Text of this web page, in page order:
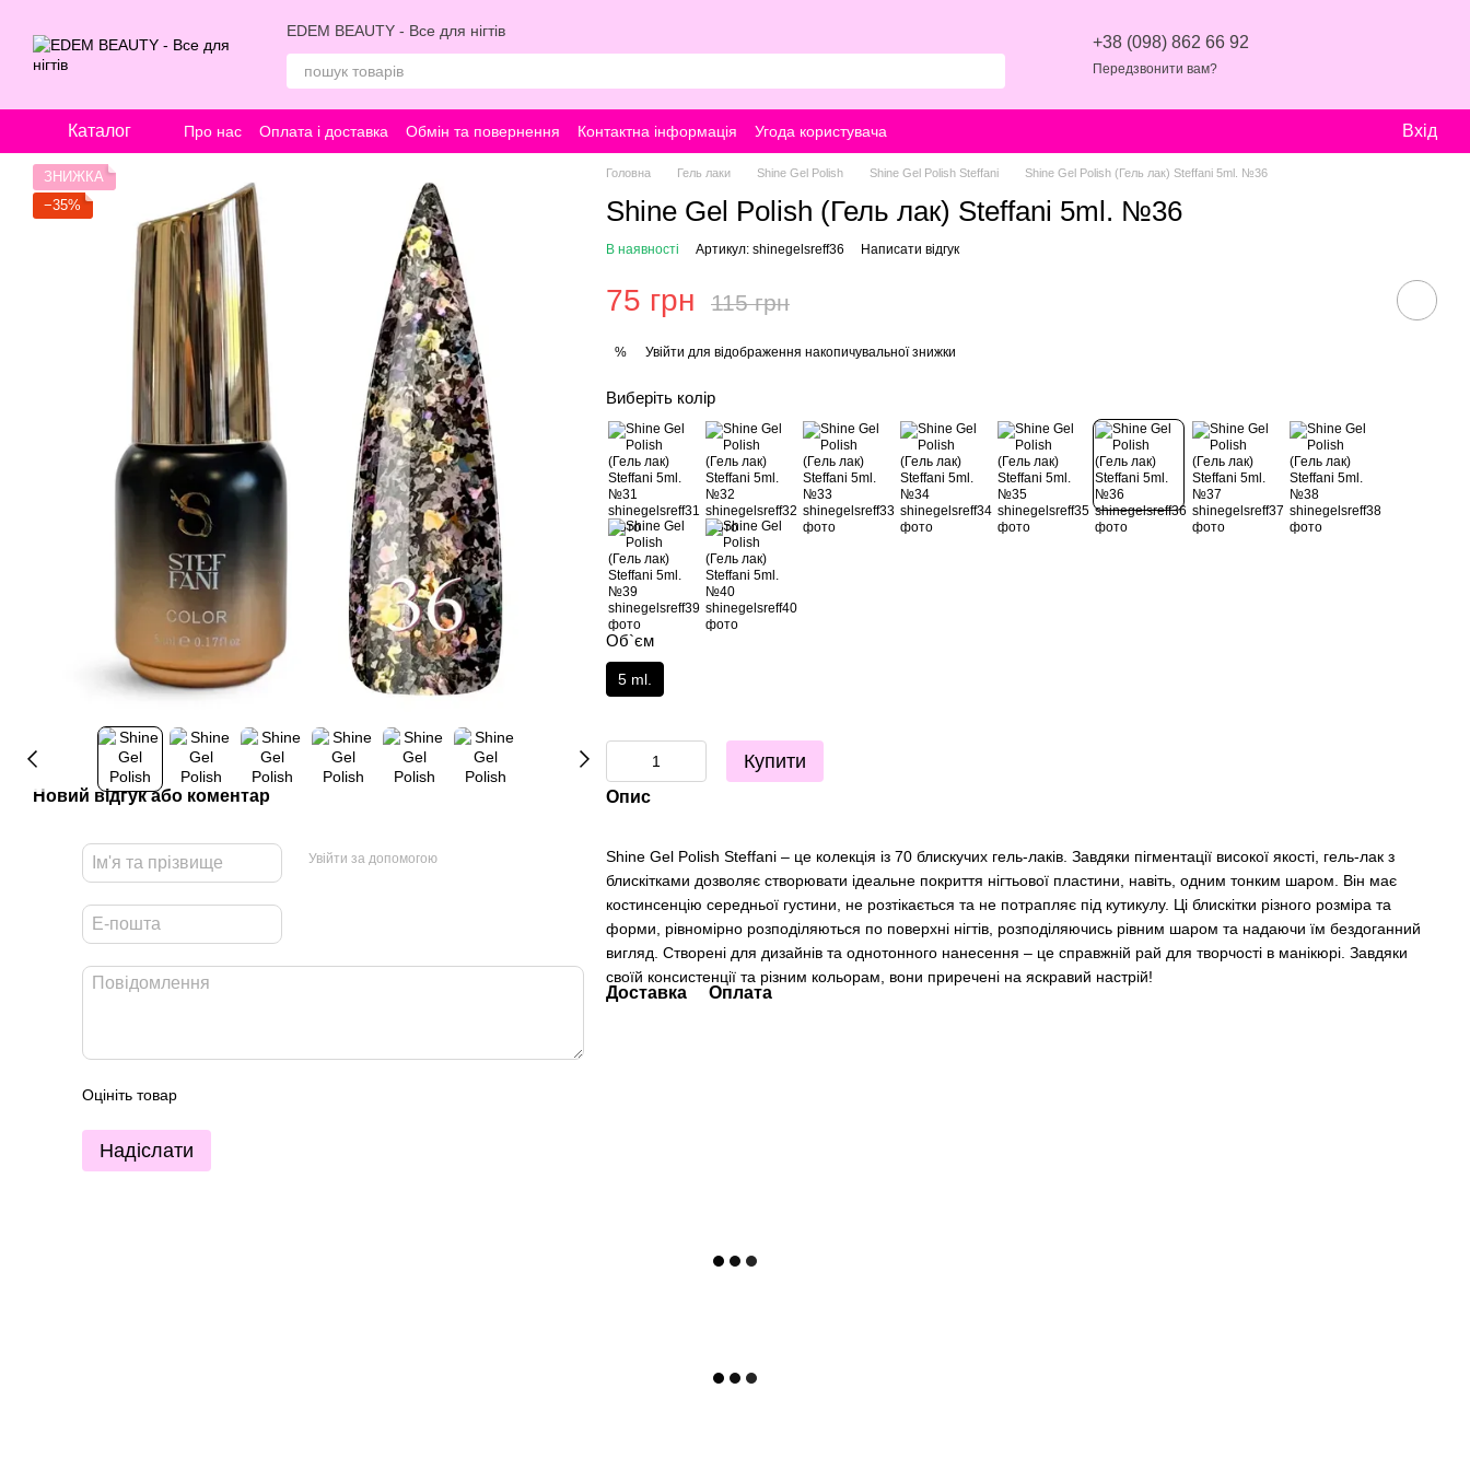
EDEM BEAUTY - Все для нігтів
+38 (098) 862 66 92
Передзвонити вам?
Каталог Про нас Оплата і доставка Обмін та повернення Контактна інформація Угода користувача Вхід
ЗНИЖКА
−35%
Новий відгук або коментар
Увійти за допомогою
Оцініть товар
Надіслати
Головна Гель лаки Shine Gel Polish Shine Gel Polish Steffani Shine Gel Polish (Гель лак) Steffani 5ml. №36
Shine Gel Polish (Гель лак) Steffani 5ml. №36
В наявності Артикул: shinegelsreff36 Написати відгук
75 грн 115 грн
% Увійти для відображення накопичувальної знижки
Виберіть колір
Об`єм
5 ml.
Купити
Опис
Shine Gel Polish Steffani – це колекція із 70 блискучих гель-лаків. Завдяки пігментації високої якості, гель-лак з
блискітками дозволяє створювати ідеальне покриття нігтьової пластини, навіть, одним тонким шаром. Він має
костинсенцію середньої густини, не розтікається та не потрапляє під кутикулу. Ці блискітки різного розміра та
форми, рівномірно розподіляються по поверхні нігтів, розподіляючись рівним шаром та надаючи їм бездоганний
вигляд. Створені для дизайнів та однотонного нанесення – це справжній рай для творчості в манікюрі. Завдяки
своїй консистенції та різним кольорам, вони приречені на яскравий настрій!
Доставка Оплата